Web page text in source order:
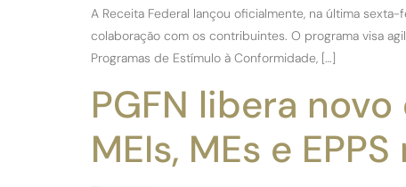
A Receita Federal lançou oficialmente, na última
colaboração com os contribuintes. O programa visa
Programas de Estímulo à Conformidade, […]
PGFN libera
MEIs, MEs e